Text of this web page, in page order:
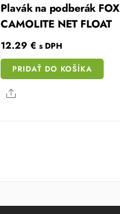
Plavák na podberák FOX
CAMOLITE NET FLOAT
12.29€ s DPH
PRIDAŤ DO KOŠÍKA
Share